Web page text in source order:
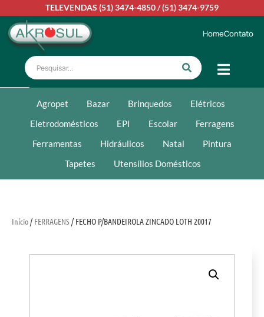
TELEVENDAS (51) 3474-4850/(51) 3474-9759
HomeContato
Agropet Bazar Brinquedos
Elétricos
Eletrodomésticos
EPI Escolar
Ferragens
Ferramentas
Hidráulicos Natal
Pintura
Tapetes
Utensílios Domésticos
Início/ FERRAGENS/ FECHO P/BANDEIROLA ZINCADO LOTH 20017